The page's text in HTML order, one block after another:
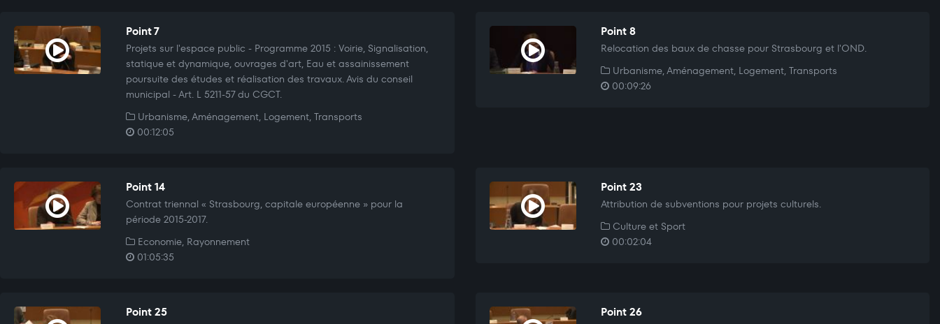
Point 7
Projets sur l'espace public - Programme 2015 : Voirie, Signalisation,
statique et dynamique, ouvrages d'art, Eau et assainissement
poursuite des études et réalisation des travaux. Avis du conseil
municipal - Art. L 5211-57 du CGCT.
Urbanisme, Aménagement, Logement, Transports
00:12:05
Point 8
Relocation des baux de chasse pour Strasbourg et l'OND.
Urbanisme, Aménagement, Logement, Transports
00:09:26
Point 14
Contrat triennal « Strasbourg, capitale européenne » pour la
période 2015-2017.
Economie, Rayonnement
01:05:35
Point 23
Attribution de subventions pour projets culturels.
Culture et Sport
00:02:04
Point 25 Point 26